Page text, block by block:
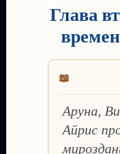
Глава
Аруна,
Айрис